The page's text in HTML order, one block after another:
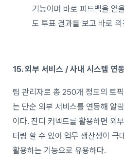
기능이며 바로 피드백을 얻
도 투표 결과를 보고 바로 의
15.외부 서비스 /사내 시스템 연
팀 관리자로 총 250개 정도의 토
는 단순 외부 서비스를 연동해 알
이다.잔디 커넥트를 활용하면 외부
터링 할수 있어 업무 생산성이 극
활용하는 기능으로 유용하다.